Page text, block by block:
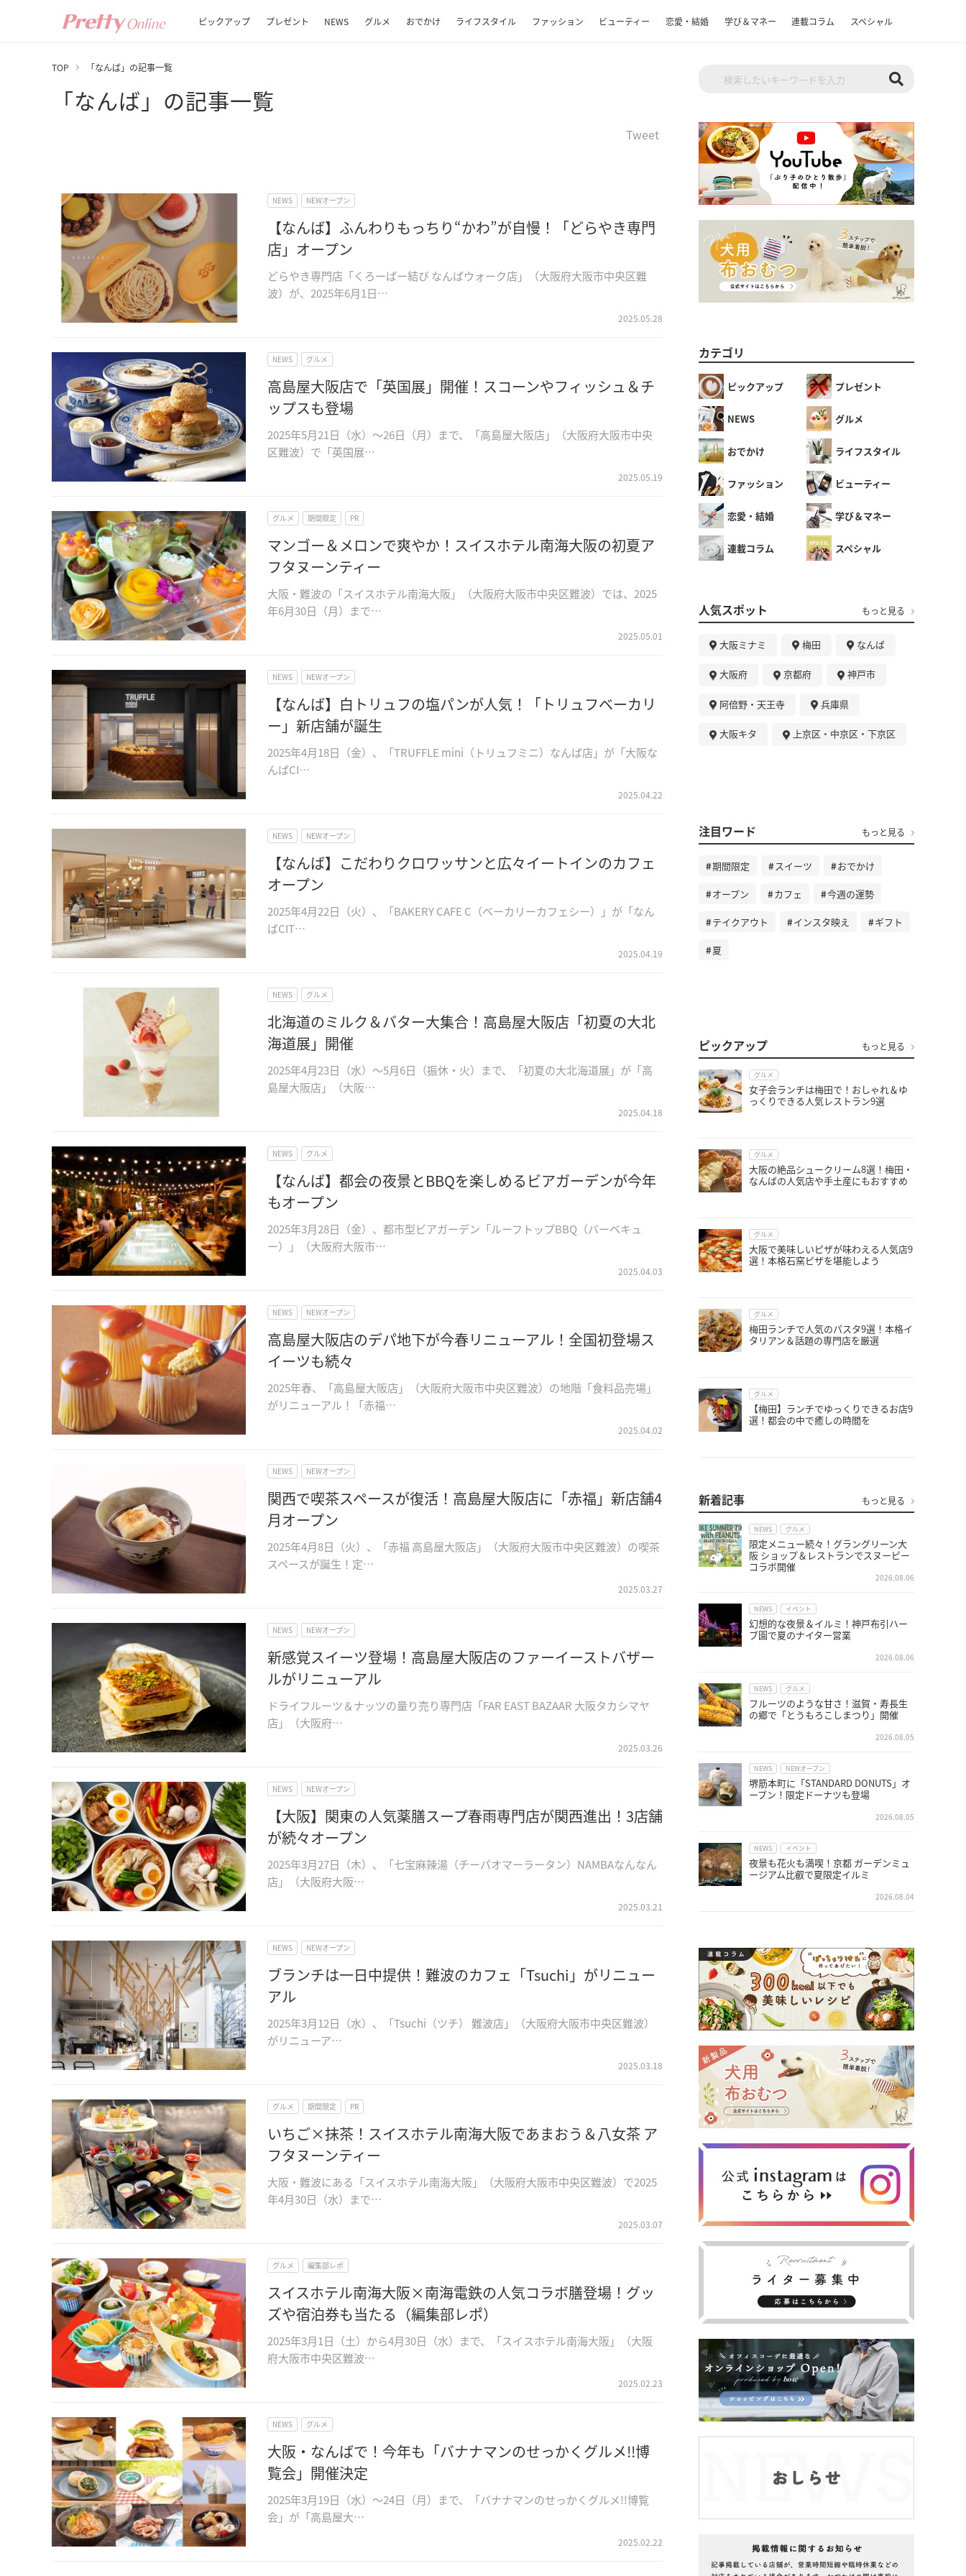
ピックアップ プレゼント NEWS グルメ おでかけ ライフスタイル ファッション ビューティー 恋愛・結婚 学び＆マネー 連載コラム スペシャル
TOP 「なんば」の記事一覧
「なんば」の記事一覧
Tweet
NEWS NEWオープン
【なんば】ふんわりもっちり“かわ”が自慢！「どらやき専門
店」オープン
どらやき専門店「くろーばー結び なんばウォーク店」（大阪府大阪市中央区難
波）が、2025年6月1日…
2025.05.28
NEWS グルメ
高島屋大阪店で「英国展」開催！スコーンやフィッシュ＆チ
ップスも登場
2025年5月21日（水）～26日（月）まで、「高島屋大阪店」（大阪府大阪市中央
区難波）で「英国展…
2025.05.19
グルメ 期間限定 PR
マンゴー＆メロンで爽やか！スイスホテル南海大阪の初夏ア
フタヌーンティー
大阪・難波の「スイスホテル南海大阪」（大阪府大阪市中央区難波）では、2025
年6月30日（月）まで…
2025.05.01
NEWS NEWオープン
【なんば】白トリュフの塩パンが人気！「トリュフベーカリ
ー」新店舗が誕生
2025年4月18日（金）、「TRUFFLE mini（トリュフミニ）なんば店」が「大阪な
んばCI…
2025.04.22
NEWS NEWオープン
【なんば】こだわりクロワッサンと広々イートインのカフェ
オープン
2025年4月22日（火）、「BAKERY CAFE C（ベーカリーカフェシー）」が「なん
ばCIT…
2025.04.19
NEWS グルメ
北海道のミルク＆バター大集合！高島屋大阪店「初夏の大北
海道展」開催
2025年4月23日（水）～5月6日（振休・火）まで、「初夏の大北海道展」が「高
島屋大阪店」（大阪…
2025.04.18
NEWS グルメ
【なんば】都会の夜景とBBQを楽しめるビアガーデンが今年
もオープン
2025年3月28日（金）、都市型ビアガーデン「ルーフトップBBQ（バーベキュ
ー）」（大阪府大阪市…
2025.04.03
NEWS NEWオープン
高島屋大阪店のデパ地下が今春リニューアル！全国初登場ス
イーツも続々
2025年春、「高島屋大阪店」（大阪府大阪市中央区難波）の地階「食料品売場」
がリニューアル！「赤福…
2025.04.02
NEWS NEWオープン
関西で喫茶スペースが復活！高島屋大阪店に「赤福」新店舗4
月オープン
2025年4月8日（火）、「赤福 高島屋大阪店」（大阪府大阪市中央区難波）の喫茶
スペースが誕生！定…
2025.03.27
NEWS NEWオープン
新感覚スイーツ登場！高島屋大阪店のファーイーストバザー
ルがリニューアル
ドライフルーツ＆ナッツの量り売り専門店「FAR EAST BAZAAR 大阪タカシマヤ
店」（大阪府…
2025.03.26
NEWS NEWオープン
【大阪】関東の人気薬膳スープ春雨専門店が関西進出！3店舗
が続々オープン
2025年3月27日（木）、「七宝麻辣湯（チーパオマーラータン）NAMBAなんなん
店」（大阪府大阪…
2025.03.21
NEWS NEWオープン
ブランチは一日中提供！難波のカフェ「Tsuchi」がリニュー
アル
2025年3月12日（水）、「Tsuchi（ツチ） 難波店」（大阪府大阪市中央区難波）
がリニューア…
2025.03.18
グルメ 期間限定 PR
いちご×抹茶！スイスホテル南海大阪であまおう＆八女茶 ア
フタヌーンティー
大阪・難波にある「スイスホテル南海大阪」（大阪府大阪市中央区難波）で2025
年4月30日（水）まで…
2025.03.07
グルメ 編集部レポ
スイスホテル南海大阪×南海電鉄の人気コラボ膳登場！グッ
ズや宿泊券も当たる（編集部レポ）
2025年3月1日（土）から4月30日（水）まで、「スイスホテル南海大阪」（大阪
府大阪市中央区難波…
2025.02.23
NEWS グルメ
大阪・なんばで！今年も「バナナマンのせっかくグルメ!!博
覧会」開催決定
2025年3月19日（水）～24日（月）まで、「バナナマンのせっかくグルメ!!博覧
会」が「高島屋大…
2025.02.22
カテゴリ
ピックアップ プレゼント
NEWS グルメ
おでかけ ライフスタイル
ファッション ビューティー
恋愛・結婚 学び＆マネー
連載コラム スペシャル
人気スポット もっと見る
大阪ミナミ 梅田 なんば
大阪府 京都府 神戸市
阿倍野・天王寺 兵庫県
大阪キタ 上京区・中京区・下京区
注目ワード もっと見る
期間限定 スイーツ おでかけ
オープン カフェ 今週の運勢
テイクアウト インスタ映え ギフト
夏
ピックアップ もっと見る
グルメ
女子会ランチは梅田で！おしゃれ＆ゆ
っくりできる人気レストラン9選
グルメ
大阪の絶品シュークリーム8選！梅田・
なんばの人気店や手土産にもおすすめ
グルメ
大阪で美味しいピザが味わえる人気店9
選！本格石窯ピザを堪能しよう
グルメ
梅田ランチで人気のパスタ9選！本格イ
タリアン＆話題の専門店を厳選
グルメ
【梅田】ランチでゆっくりできるお店9
選！都会の中で癒しの時間を
新着記事 もっと見る
NEWS グルメ
限定メニュー続々！グラングリーン大
阪 ショップ＆レストランでスヌーピー
コラボ開催
2026.08.06
NEWS イベント
幻想的な夜景＆イルミ！神戸布引ハー
ブ園で夏のナイター営業
2026.08.06
NEWS グルメ
フルーツのような甘さ！滋賀・寿長生
の郷で「とうもろこしまつり」開催
2026.08.05
NEWS NEWオープン
堺筋本町に「STANDARD DONUTS」オ
ープン！限定ドーナツも登場
2026.08.05
NEWS イベント
夜景も花火も満喫！京都 ガーデンミュ
ージアム比叡で夏限定イルミ
2026.08.04